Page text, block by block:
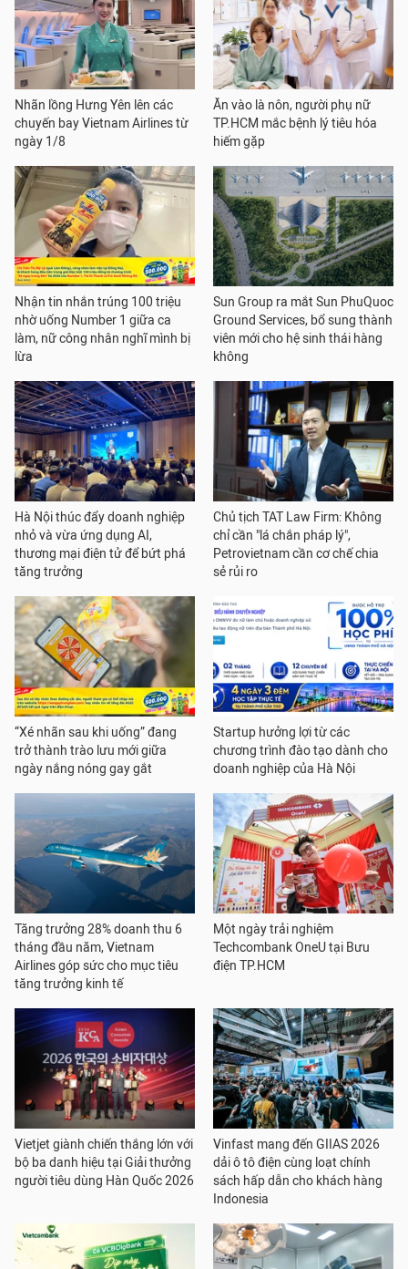
Nhãn lồng Hưng Yên lên các
chuyến bay Vietnam Airlines từ
ngày 1/8
Ăn vào là nôn, người phụ nữ
TP.HCM mắc bệnh lý tiêu hóa
hiếm gặp
Nhận tin nhắn trúng 100 triệu
nhờ uống Number 1 giữa ca
làm, nữ công nhân nghĩ mình bị
lừa
Sun Group ra mắt Sun PhuQuoc
Ground Services, bổ sung thành
viên mới cho hệ sinh thái hàng
không
Hà Nội thúc đẩy doanh nghiệp
nhỏ và vừa ứng dụng AI,
thương mại điện tử để bứt phá
tăng trưởng
Chủ tịch TAT Law Firm: Không
chỉ cần "lá chắn pháp lý",
Petrovietnam cần cơ chế chia
sẻ rủi ro
“Xé nhãn sau khi uống” đang
trở thành trào lưu mới giữa
ngày nắng nóng gay gắt
Startup hưởng lợi từ các
chương trình đào tạo dành cho
doanh nghiệp của Hà Nội
Tăng trưởng 28% doanh thu 6
tháng đầu năm, Vietnam
Airlines góp sức cho mục tiêu
tăng trưởng kinh tế
Một ngày trải nghiệm
Techcombank OneU tại Bưu
điện TP.HCM
Vietjet giành chiến thắng lớn với
bộ ba danh hiệu tại Giải thưởng
người tiêu dùng Hàn Quốc 2026
Vinfast mang đến GIIAS 2026
dải ô tô điện cùng loạt chính
sách hấp dẫn cho khách hàng
Indonesia